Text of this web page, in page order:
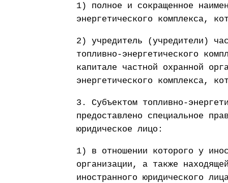
1) полное и сокращенное
энергетического комплекса,
2) учредитель (учредители)
топливно-энергетического
капитале частной охранной
энергетического комплекса,
3. Субъектом топливно-
предоставлено специальное
юридическое лицо:
1) в отношении которого у
организации, а также
иностранного юридического